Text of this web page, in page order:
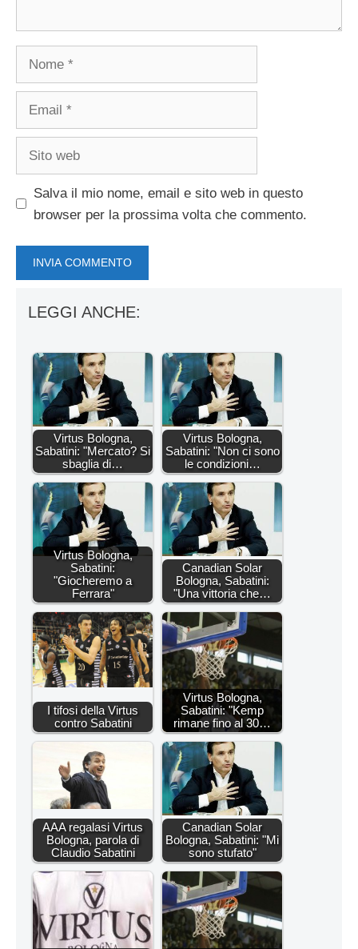
Salva il mio nome, email e sito web in questo
browser per la prossima volta che commento.
LEGGI ANCHE:
Virtus Bologna,
Sabatini: "Mercato? Si
sbaglia di…
Virtus Bologna,
Sabatini: "Non ci sono
le condizioni…
Virtus Bologna,
Sabatini:
"Giocheremo a
Ferrara"
Canadian Solar
Bologna, Sabatini:
"Una vittoria che…
I tifosi della Virtus
contro Sabatini
Virtus Bologna,
Sabatini: "Kemp
rimane fino al 30…
AAA regalasi Virtus
Bologna, parola di
Claudio Sabatini
Canadian Solar
Bologna, Sabatini: "Mi
sono stufato"